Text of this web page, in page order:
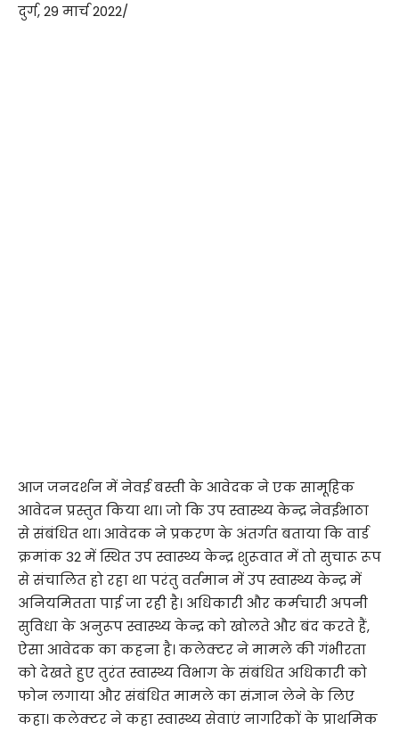
दुर्ग, 29 मार्च 2022/
आज जनदर्शन में नेवई बस्ती के आवेदक ने एक सामूहिक
आवेदन प्रस्तुत किया था। जो कि उप स्वास्थ्य केन्द्र नेवईभाठा
से संबंधित था। आवेदक ने प्रकरण के अंतर्गत बताया कि वार्ड
क्रमांक 32 में स्थित उप स्वास्थ्य केन्द्र शुरूवात में तो सुचारू रूप
से संचालित हो रहा था परंतु वर्तमान में उप स्वास्थ्य केन्द्र में
अनियमितता पाई जा रही है। अधिकारी और कर्मचारी अपनी
सुविधा के अनुरूप स्वास्थ्य केन्द्र को खोलते और बंद करते हैं,
ऐसा आवेदक का कहना है। कलेक्टर ने मामले की गंभीरता
को देखते हुए तुरंत स्वास्थ्य विभाग के संबंधित अधिकारी को
फोन लगाया और संबंधित मामले का संज्ञान लेने के लिए
कहा। कलेक्टर ने कहा स्वास्थ्य सेवाएं नागरिकों के प्राथमिक